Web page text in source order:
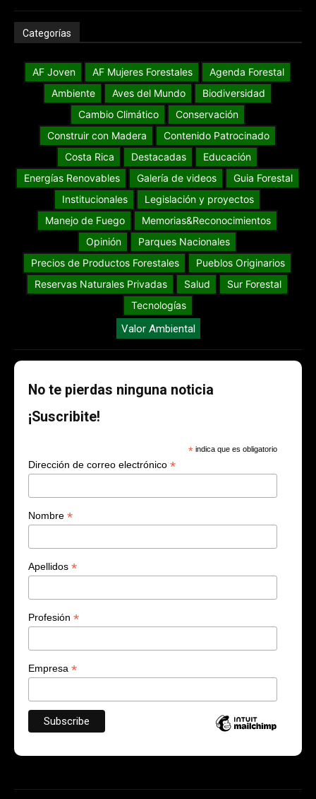
Categorías
AF Joven AF Mujeres Forestales
Agenda Forestal
Ambiente
Aves del Mundo
Biodiversidad
Cambio Climático
Conservación
Construir con Madera
Contenido Patrocinado
Costa Rica
Destacadas
Educación
Energías Renovables
Galería de videos
Guia Forestal
Institucionales
Legislación y proyectos
Manejo de Fuego
Memorias&Reconocimientos
Opinión
Parques Nacionales
Precios de Productos Forestales
Pueblos Originarios
Reservas Naturales Privadas
Salud
Sur Forestal
Tecnologías
Valor Ambiental
No te pierdas ninguna noticia
¡Suscribite!
* indica que es obligatorio
Dirección de correo electrónico *
Nombre *
Apellidos *
Profesión *
Empresa *